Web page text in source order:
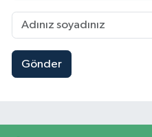
Gönder